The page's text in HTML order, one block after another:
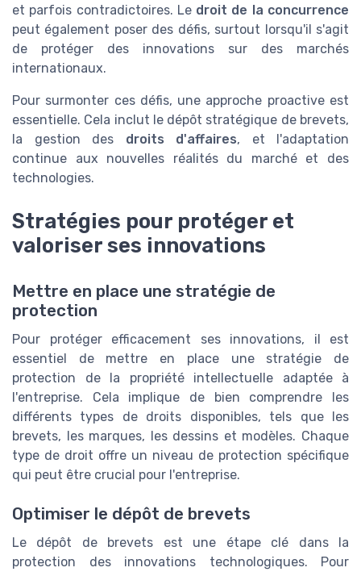
et parfois contradictoires. Le droit de la concurrence
peut également poser des défis, surtout lorsqu'il s'agit
de protéger des innovations sur des marchés
internationaux.
Pour surmonter ces défis, une approche proactive est
essentielle. Cela inclut le dépôt stratégique de brevets,
la gestion des droits d'affaires, et l'adaptation
continue aux nouvelles réalités du marché et des
technologies.
Stratégies pour protéger et
valoriser ses innovations
Mettre en place une stratégie de
protection
Pour protéger efficacement ses innovations, il est
essentiel de mettre en place une stratégie de
protection de la propriété intellectuelle adaptée à
l'entreprise. Cela implique de bien comprendre les
différents types de droits disponibles, tels que les
brevets, les marques, les dessins et modèles. Chaque
type de droit offre un niveau de protection spécifique
qui peut être crucial pour l'entreprise.
Optimiser le dépôt de brevets
Le dépôt de brevets est une étape clé dans la
protection des innovations technologiques. Pour